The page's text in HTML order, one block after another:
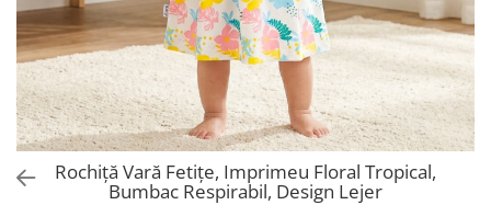
Rochiță Vară Fetițe, Imprimeu Floral Tropical,
Bumbac Respirabil, Design Lejer